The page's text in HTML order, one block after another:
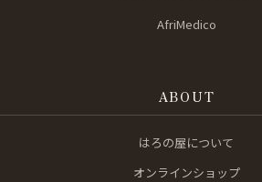
AfriMedico
ABOUT
はろの屋について
オンラインショップ